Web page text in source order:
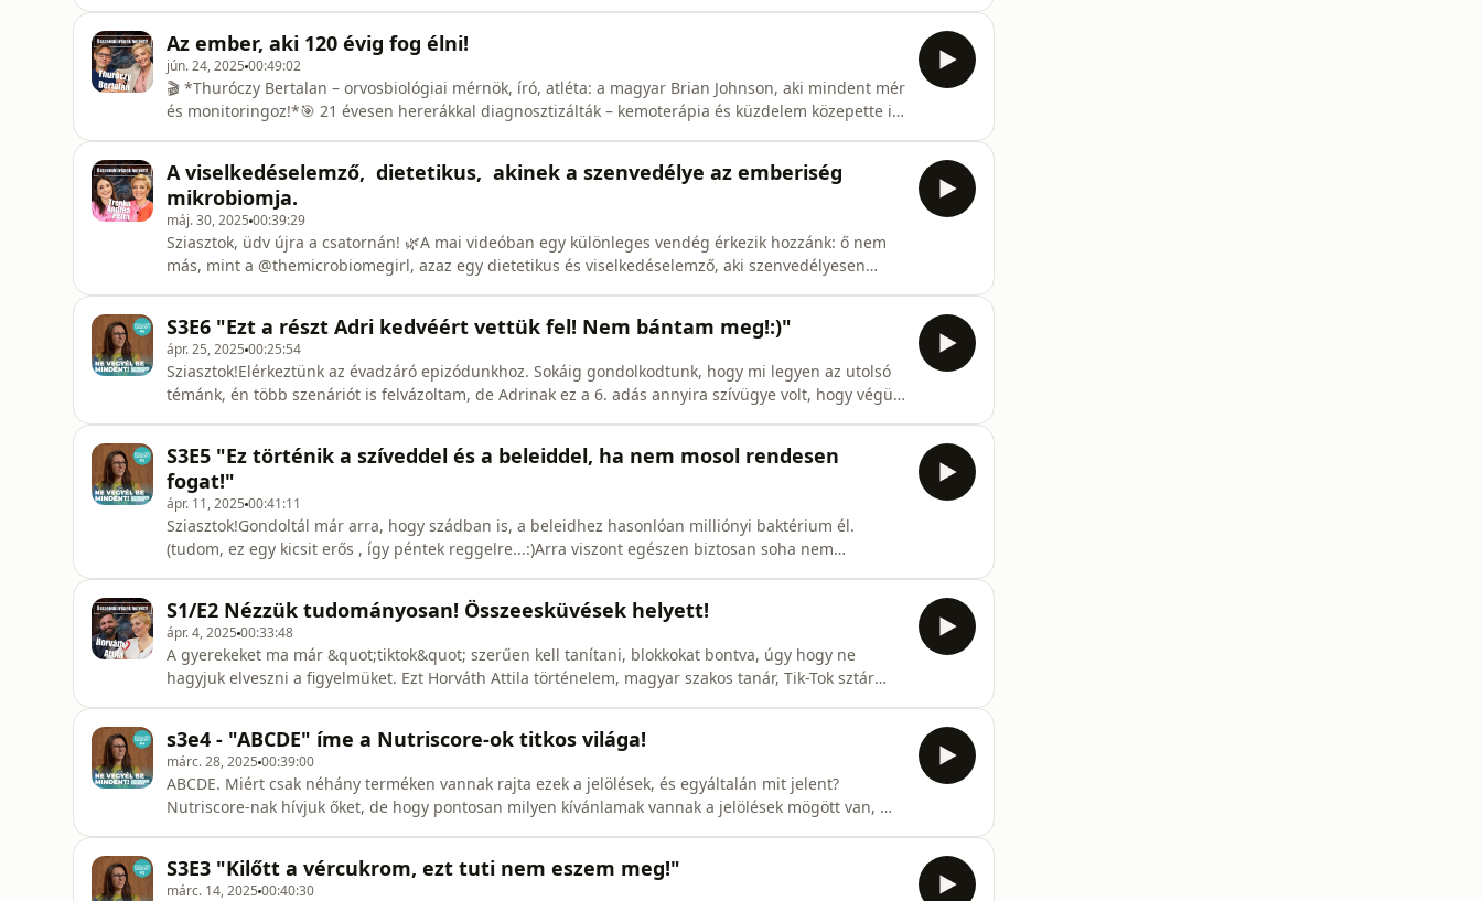
család között – és mi k
Az ember, aki 120 évig fog élni!
jún. 24, 2025 00:49:02
🎬 *Thuróczy Bertalan – orvosbiológiai mérnök, író, atléta: a magyar Brian Johnson, aki mindent mér
és monitoringoz!*🎯 21 évesen hererákkal diagnosztizálták – kemoterápia és küzdelem közepette is
önéletrajza, a Futni, Hinni, É
A viselkedéselemző, dietetikus, akinek a szenvedélye az emberiség
mikrobiomja.
máj. 30, 2025 00:39:29
Sziasztok, üdv újra a csatornán! 🌿A mai videóban egy különleges vendég érkezik hozzánk: ő nem
más, mint a @themicrobiomegirl, azaz egy dietetikus és viselkedéselemző, aki szenvedélyesen
arról, miért fantasztikus é
S3E6 "Ezt a részt Adri kedvéért vettük fel! Nem bántam meg!:)"
ápr. 25, 2025 00:25:54
Sziasztok!Elérkeztünk az évadzáró epizódunkhoz. Sokáig gondolkodtunk, hogy mi legyen az utolsó
témánk, én több szenáriót is felvázoltam, de Adrinak ez a 6. adás annyira szívügye volt, hogy végül
hallgatókat. Annyiszor,
S3E5 "Ez történik a szíveddel és a beleiddel, ha nem mosol rendesen
fogat!"
ápr. 11, 2025 00:41:11
Sziasztok!Gondoltál már arra, hogy szádban is, a beleidhez hasonlóan milliónyi baktérium él.
(tudom, ez egy kicsit erős , így péntek reggelre...:)Arra viszont egészen biztosan soha nem
kell odafigyelni. Mert a rossz szájápolási rutin, a nem megfelelő &quot;szájegészség&quot; növeli a
szívinfarktus kock
S1/E2 Nézzük tudományosan! Összeesküvések helyett!
ápr. 4, 2025 00:33:48
A gyerekeket ma már &quot;tiktok&quot; szerűen kell tanítani, blokkokat bontva, úgy hogy ne
hagyjuk elveszni a figyelmüket. Ezt Horváth Attila történelem, magyar szakos tanár, Tik-Tok sztár
ismerünk...:)))Ebben a soroza
s3e4 - "ABCDE" íme a Nutriscore-ok titkos világa!
márc. 28, 2025 00:39:00
ABCDE. Miért csak néhány terméken vannak rajta ezek a jelölések, és egyáltalán mit jelent?
Nutriscore-nak hívjuk őket, de hogy pontosan milyen kívánlamak vannak a jelölések mögött van,
S3E3 "Kilőtt a vércukrom, ezt tuti nem eszem meg!"
márc. 14, 2025 00:40:30